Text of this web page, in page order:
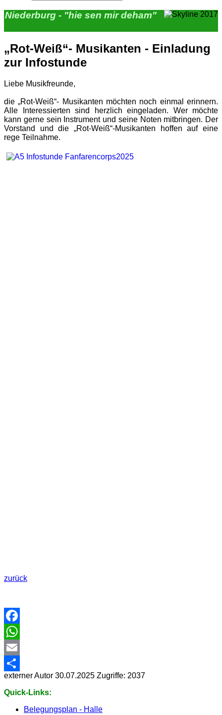
Niederburg - "hie sen mir deham"
„Rot-Weiß“- Musikanten - Einladung
zur Infostunde
Liebe Musikfreunde,
die „Rot-Weiß“- Musikanten möchten noch einmal erinnern.
Alle Interessierten sind herzlich eingeladen. Wer möchte
kann gerne sein Instrument und seine Noten mitbringen. Der
Vorstand und die „Rot-Weiß“-Musikanten hoffen auf eine
rege Teilnahme.
zurück
Facebook
WhatsApp
Email
Share
externer Autor 30.07.2025 Zugriffe: 2037
Quick-Links:
Belegungsplan - Halle